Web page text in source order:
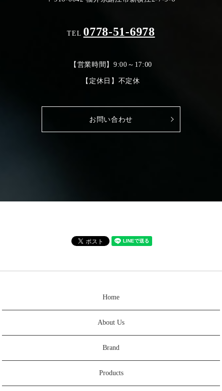
TEL 0778-51-6978
【営業時間】9:00～17:00
【定休日】不定休
お問い合わせ
Home
About Us
Brand
Products